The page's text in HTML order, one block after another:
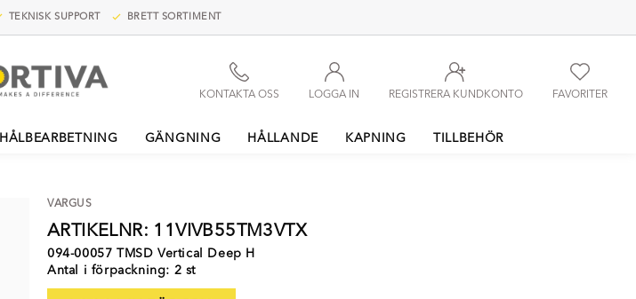
TEKNISK SUPPORT BRETT SORTIMENT
FAVORITER
REGISTRERA KUNDKONTO
LOGGA IN
KONTAKTA OSS
HÅLBEARBETNING GÄNGNING HÅLLANDE KAPNING TILLBEHÖR
VARGUS
ARTIKELNR: 11VIVB55TM3VTX
094-00057 TMSD Vertical Deep H
Antal i förpackning: 2 st